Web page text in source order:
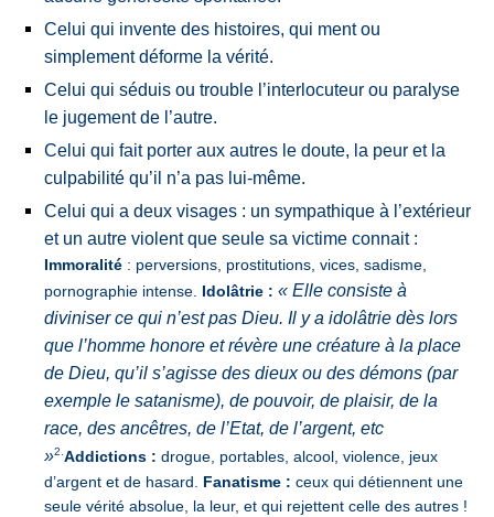
Celui qui invente des histoires, qui ment ou
simplement déforme la vérité.
Celui qui séduis ou trouble l’interlocuteur ou paralyse
le jugement de l’autre.
Celui qui fait porter aux autres le doute, la peur et la
culpabilité qu’il n’a pas lui-même.
Celui qui a deux visages : un sympathique à l’extérieur
et un autre violent que seule sa victime connait :
Immoralité : perversions, prostitutions, vices, sadisme,
pornographie intense. Idolâtrie : « Elle consiste à
diviniser ce qui n’est pas Dieu. Il y a idolâtrie dès lors
que l’homme honore et révère une créature à la place
de Dieu, qu’il s’agisse des dieux ou des démons (par
exemple le satanisme), de pouvoir, de plaisir, de la
race, des ancêtres, de l’Etat, de l’argent, etc
»2. Addictions : drogue, portables, alcool, violence, jeux
d’argent et de hasard. Fanatisme : ceux qui détiennent une
seule vérité absolue, la leur, et qui rejettent celle des autres !